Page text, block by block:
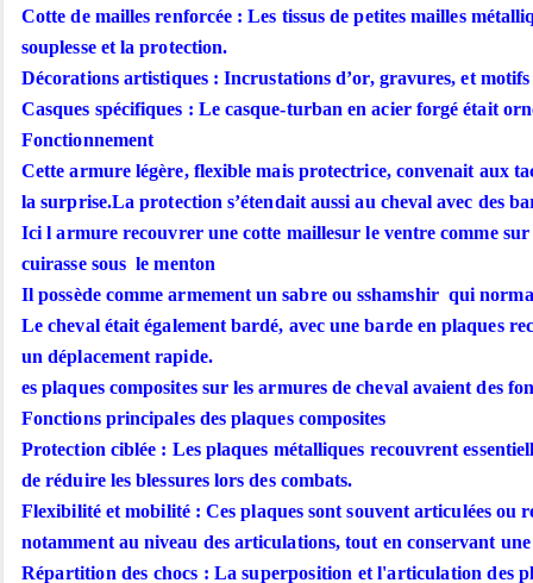
Cotte de mailles renforcée : Les tissus de petites mailles
souplesse et la protection.
Décorations artistiques : Incrustations d’or, gravures, et
Casques spécifiques : Le casque-turban en acier forgé était
Fonctionnement
Cette armure légère, flexible mais protectrice, convenait aux
la surprise.La protection s’étendait aussi au cheval avec des
Ici l armure recouvrer une cotte maillesur le ventre comme
cuirasse sous le menton
Il possède comme armement un sabre ou sshamshir qui
Le cheval était également bardé, avec une barde en plaques
un déplacement rapide.
es plaques composites sur les armures de cheval avaient des
Fonctions principales des plaques composites
Protection ciblée : Les plaques métalliques recouvrent
de réduire les blessures lors des combats.
Flexibilité et mobilité : Ces plaques sont souvent articulées
notamment au niveau des articulations, tout en conservant
Répartition des chocs : La superposition et l'articulation des